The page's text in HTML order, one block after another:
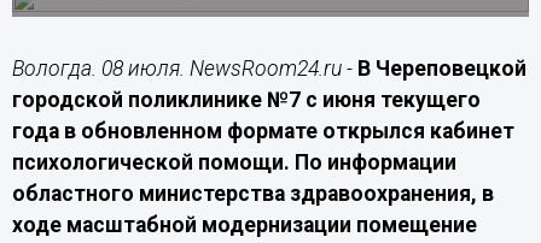
Вологда. 08 июля. NewsRoom24.ru - В Череповецкой
городской поликлинике №7 с июня текущего
года в обновленном формате открылся кабинет
психологической помощи. По информации
областного министерства здравоохранения, в
ходе масштабной модернизации помещение